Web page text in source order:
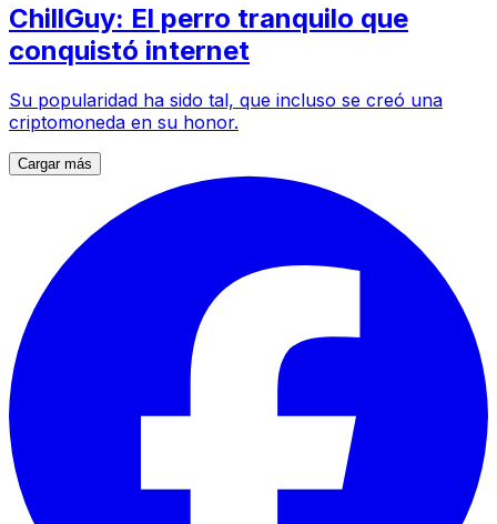
ChillGuy: El perro tranquilo que
conquistó internet
Su popularidad ha sido tal, que incluso se creó una
criptomoneda en su honor.
Cargar más